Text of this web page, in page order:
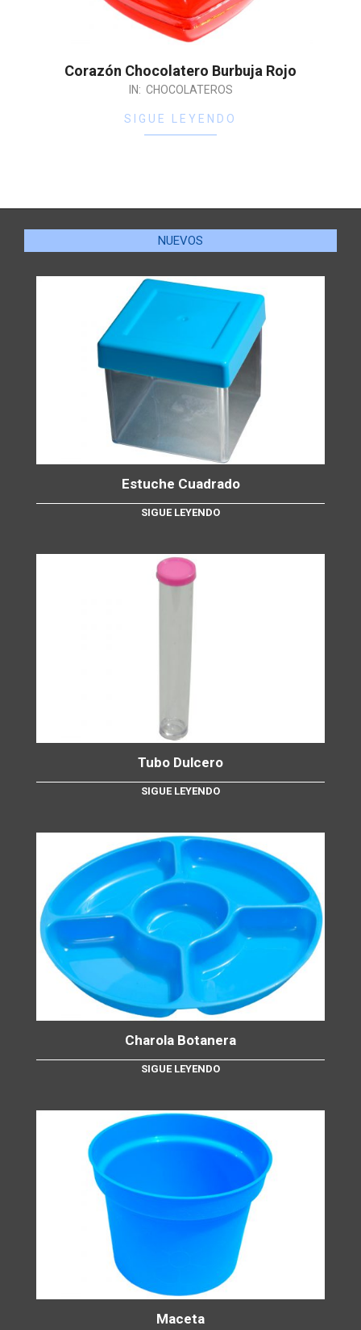
Corazón Chocolatero Burbuja Rojo
IN: CHOCOLATEROS
SIGUE LEYENDO
NUEVOS
Estuche Cuadrado
SIGUE LEYENDO
Tubo Dulcero
SIGUE LEYENDO
Charola Botanera
SIGUE LEYENDO
Maceta